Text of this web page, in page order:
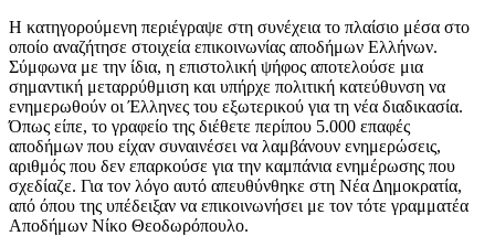
Η κατηγορούμενη περιέγραψε στη συνέχεια το πλαίσιο μέσα στο
οποίο αναζήτησε στοιχεία επικοινωνίας αποδήμων Ελλήνων.
Σύμφωνα με την ίδια, η επιστολική ψήφος αποτελούσε μια
σημαντική μεταρρύθμιση και υπήρχε πολιτική κατεύθυνση να
ενημερωθούν οι Έλληνες του εξωτερικού για τη νέα διαδικασία.
Όπως είπε, το γραφείο της διέθετε περίπου 5.000 επαφές
αποδήμων που είχαν συναινέσει να λαμβάνουν ενημερώσεις,
αριθμός που δεν επαρκούσε για την καμπάνια ενημέρωσης που
σχεδίαζε. Για τον λόγο αυτό απευθύνθηκε στη Νέα Δημοκρατία,
από όπου της υπέδειξαν να επικοινωνήσει με τον τότε γραμματέα
Αποδήμων Νίκο Θεοδωρόπουλο.